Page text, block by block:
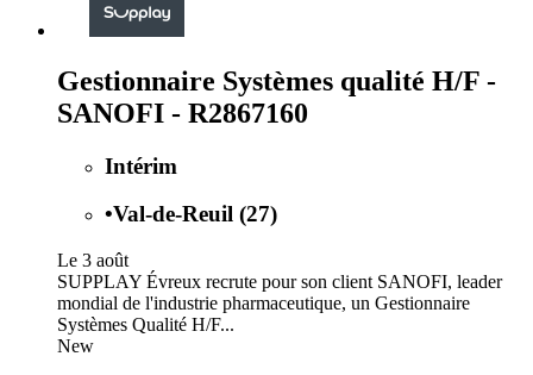
Gestionnaire Systèmes qualité H/F -
SANOFI - R2867160
Intérim
•Val-de-Reuil (27)
Le 3 août
SUPPLAY Évreux recrute pour son client SANOFI, leader
mondial de l'industrie pharmaceutique, un Gestionnaire
Systèmes Qualité H/F...
New